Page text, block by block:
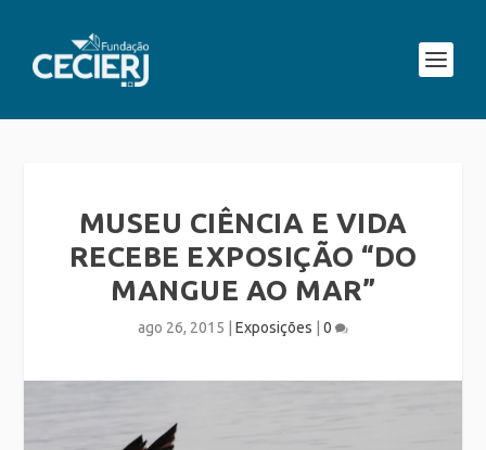
MUSEU CIÊNCIA E VIDA
RECEBE EXPOSIÇÃO “DO
MANGUE AO MAR”
ago 26, 2015 Exposições 0